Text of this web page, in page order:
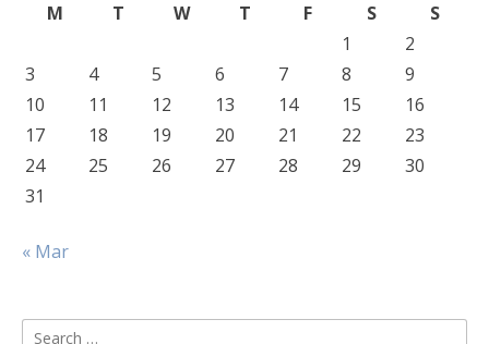
M
T W T F S
S
1
2
3
4 5 6 7 8
9
10
11 12 13 14 15
16
17
18 19 20 21 22
23
24
25 26 27 28 29
30
31
« Mar
Search